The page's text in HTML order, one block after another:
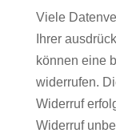
Viele
Ihrer
können eine
widerrufen.
Widerruf
Widerruf